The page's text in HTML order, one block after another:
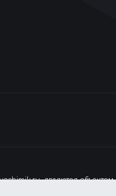
являются